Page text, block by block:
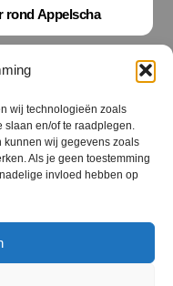
wij technologieën zoals
slaan en/of te raadplegen.
kunnen wij gegevens zoals
Als je geen toestemming
invloed hebben op
rond Appelscha